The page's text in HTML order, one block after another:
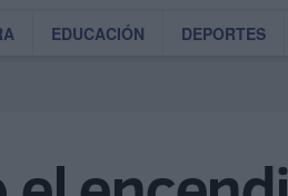
EDUCACIÓN DEPORTES